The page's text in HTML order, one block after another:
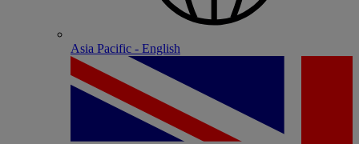
Asia Pacific - English